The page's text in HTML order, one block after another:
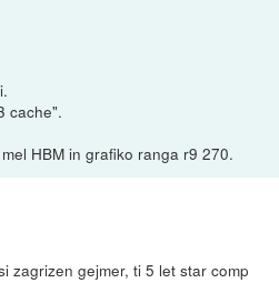
cache".
HBM in grafiko ranga r9 270.
zagrizen gejmer, ti 5 let star comp